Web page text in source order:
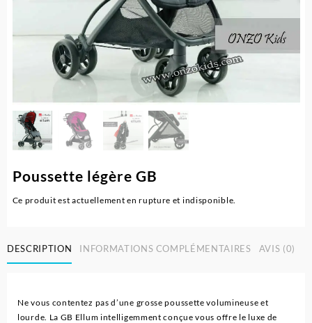
Poussette légère GB
Ce produit est actuellement en rupture et indisponible.
DESCRIPTION INFORMATIONS COMPLÉMENTAIRES AVIS (0)
Ne vous contentez pas d’une grosse poussette volumineuse et
lourde. La GB Ellum intelligemment conçue vous offre le luxe de